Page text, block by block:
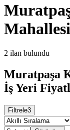
2 ilan bulundu
Muratpaşa
İş Yeri
Filtrele3